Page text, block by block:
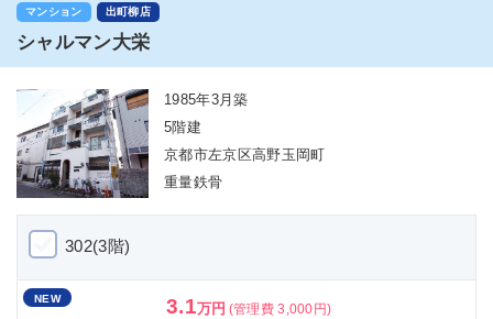
マンション 出町柳店
シャルマン大栄
1985年3月築
5階建
京都市左京区高野玉岡町
重量鉄骨
302(3階)
NEW 3.1万円 (管理費 3,000円)